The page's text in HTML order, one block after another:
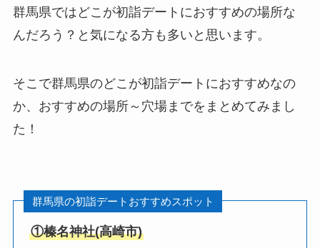
群馬県ではどこが初詣デートにおすすめの場所な
んだろう？と気になる方も多いと思います。
そこで群馬県のどこが初詣デートにおすすめなの
か、おすすめの場所～穴場までをまとめてみまし
た！
群馬県の初詣デートおすすめスポット
①榛名神社(高崎市)